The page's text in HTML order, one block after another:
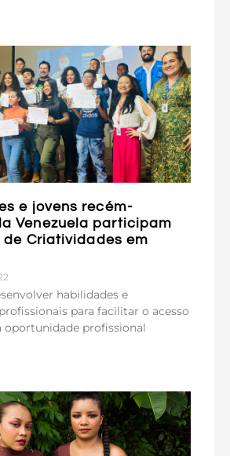
e jovens recém-
Venezuela participam
Criatividades em
habilidades e
para facilitar o acesso
oportunidade profissional